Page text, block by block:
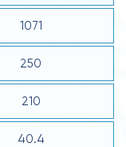
1071
250
210
40.4